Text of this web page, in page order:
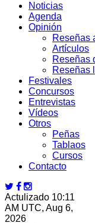
Noticias
Agenda
Opinión
Reseñas
Artículos
Reseñas
Reseñas
Festivales
Concursos
Entrevistas
Vídeos
Otros
Peñas
Tablaos
Cursos
Contacto
Actulizado 10:11
AM UTC, Aug 6,
2026